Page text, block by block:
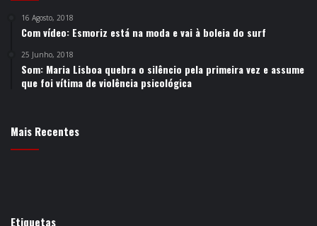
16 Agosto, 2018
Com vídeo: Esmoriz está na moda e vai à boleia do surf
25 Junho, 2018
Som: Maria Lisboa quebra o silêncio pela primeira vez e assume
que foi vítima de violência psicológica
Mais Recentes
Etiquetas